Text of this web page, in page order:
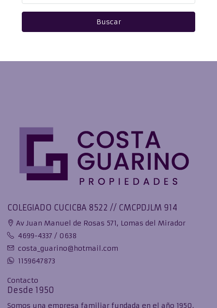
Buscar
COLEGIADO CUCICBA 8522 // CMCPDJLM 914
Av Juan Manuel de Rosas 571, Lomas del Mirador
4699-4337 / 0638
costa_guarino@hotmail.com
1159647873
Contacto
Desde 1950
Somos una empresa familiar fundada en el año 1950,